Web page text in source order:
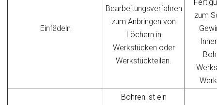
Einfädeln
Bearbeitungsverfahren
zum Anbringen von
Löchern in
Werkstücken oder
Werkstückteilen.
zum
Bohren ist ein